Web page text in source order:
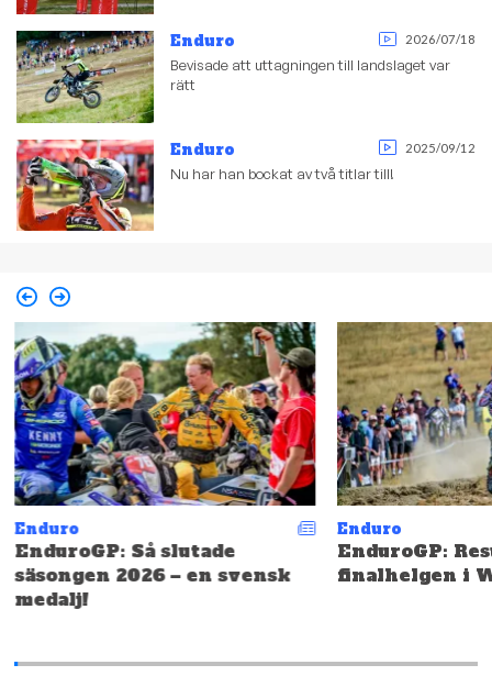
Enduro 2026/07/18
Bevisade att uttagningen till landslaget var
rätt
Enduro 2025/09/12
Nu har han bockat av två titlar till!
Enduro
EnduroGP: Så slutade
säsongen 2026 – en svensk
medalj!
Enduro
EnduroGP:
finalhelgen i